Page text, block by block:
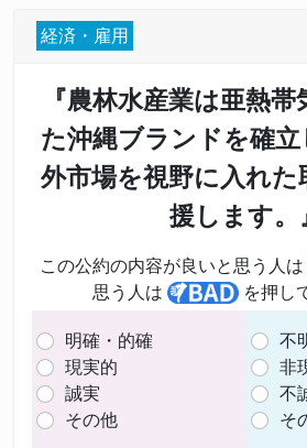
経済・雇用
『農林水産業は亜熱
た沖縄ブランドを確
外市場を視野に入れ
援します。
この公約の内容が良いと思う人は
思う人は
を押し
明確・的確
現実的
誠実
その他
不
非
不
そ